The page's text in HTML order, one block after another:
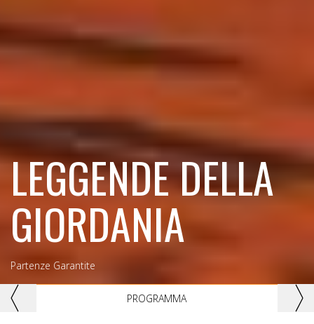
LEGGENDE DELLA
GIORDANIA
Partenze Garantite
PROGRAMMA